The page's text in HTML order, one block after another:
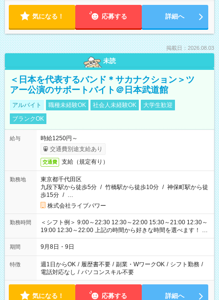
気になる！ 応募する 詳細へ
掲載日：2026.08.03
未読
＜日本を代表するバンド＊サカナクション＞ツ
アー公演のサポートバイト＠日本武道館
アルバイト 職種未経験OK 社会人未経験OK
大学生歓迎
ブランクOK
給与
時給1250円～
交通費別途支給あり
交通費 支給（規定有り）
勤務地
東京都千代田区
九段下駅から徒歩5分 / 竹橋駅から徒歩10分 / 神保町駅から徒
歩15分 / …
株式会社ライブパワー
勤務時間
＜シフト例＞ 9:00～22:30 12:30～22:00 15:30～21:00 12:30～
19:00 12:30～22:00 上記の時間から好きな時間を選べます！ ※
時間は変更となる可能性があります
期間 9月8日・9日
特徴 週1日からOK / 履歴書不要 / 副業・WワークOK / シフト勤務 /
電話対応なし / パソコンスキル不要
気になる！ 応募する 詳細へ